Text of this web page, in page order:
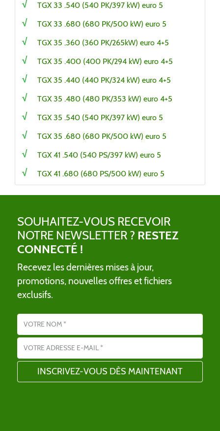
TGX 33 .540 (540 PK/397 kW) euro 5
TGX 33 .680 (680 PK/500 kW) euro 5
TGX 35 .360 (360 PK/265kW) euro 4+5
TGX 35 .400 (400 PK/294 kW) euro 4+5
TGX 35 .440 (440 PK/324 kW) euro 4+5
TGX 35 .480 (480 PK/353 kW) euro 4+5
TGX 35 .540 (540 PK/397 kW) euro 5
TGX 35 .680 (680 PK/500 kW) euro 5
TGX 41 .540 (540 PS/397 kW) euro 5
TGX 41 .680 (680 PS/500 kW) euro 5
SOUHAITEZ-VOUS RECEVOIR
NOTRE NEWSLETTER ? RESTEZ
CONNECTÉ !
Recevez les dernières mises à jour,
promotions, nouvelles offres et fichiers
exclusifs.
Nom
Adresse email